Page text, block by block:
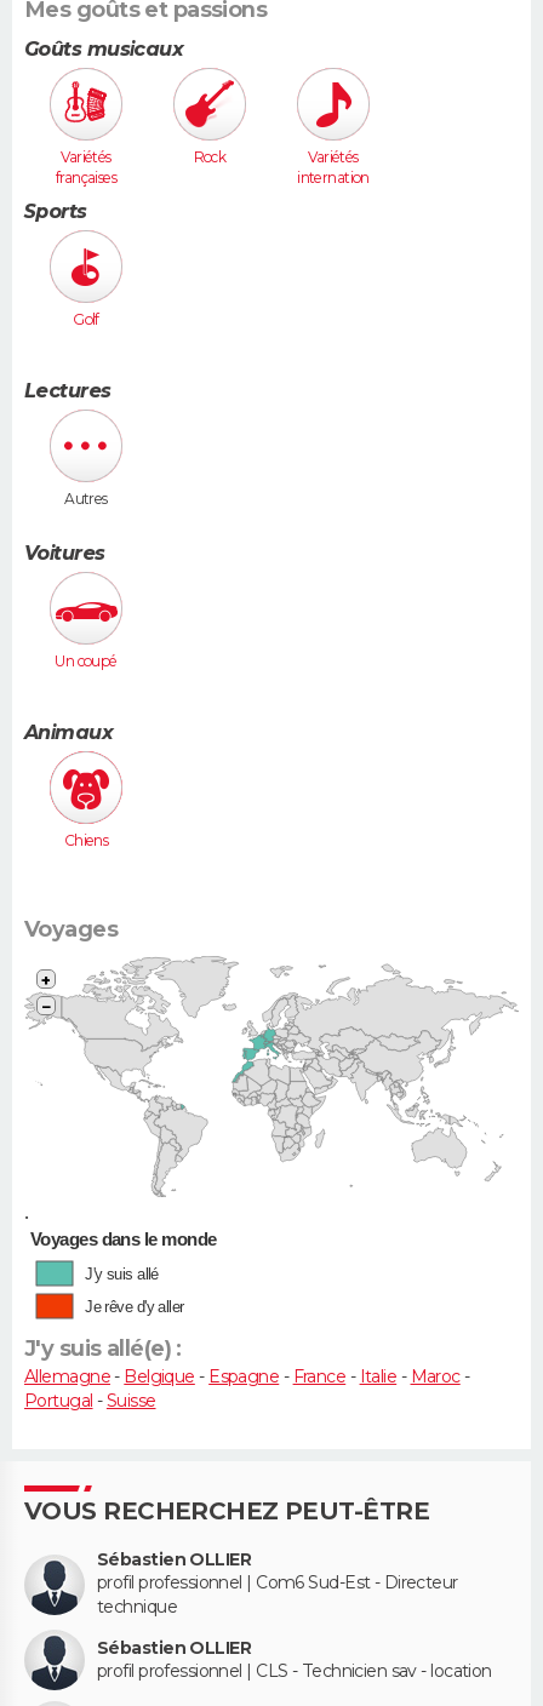
Mes goûts et passions
Goûts musicaux
Variétés
françaises
Rock
Variétés
internation
Sports
Golf
Lectures
Autres
Voitures
Un coupé
Animaux
Chiens
Voyages
•
+
−
Voyages dans le monde
J'y suis allé
Je rêve d'y aller
J'y suis allé(e) :
Allemagne- Belgique - Espagne - France - Italie - Maroc-
Portugal -Suisse
VOUS RECHERCHEZ PEUT-ÊTRE
Sébastien OLLIER
profil professionnel | Com6 Sud-Est - Directeur
technique
Sébastien OLLIER
profil professionnel | CLS - Technicien sav - location